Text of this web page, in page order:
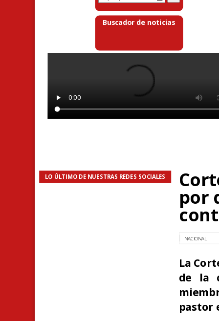
Buscador de noticias
LO ÚLTIMO DE NUESTRAS REDES SOCIALES
por
NACIONAL
La
de la
pastor